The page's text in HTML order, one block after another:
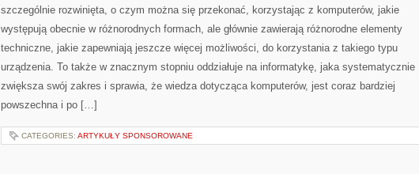
Z
szczególnie rozwinięta, o czym można się przekonać, korzystając z komputerów, jakie
występują obecnie w różnorodnych formach, ale głównie zawierają różnorodne elementy
techniczne, jakie zapewniają jeszcze więcej możliwości, do korzystania z takiego typu
urządzenia. To także w znacznym stopniu oddziałuje na informatykę, jaka systematycznie
zwiększa swój zakres i sprawia, że wiedza dotycząca komputerów, jest coraz bardziej
powszechna i po […]
CATEGORIES: ARTYKUŁY SPONSOROWANE